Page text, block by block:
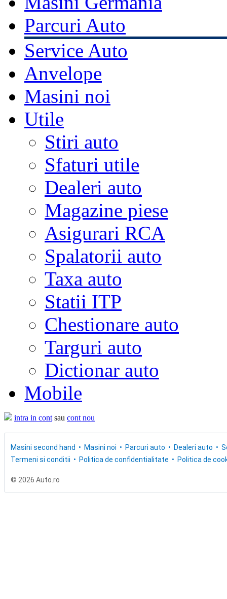
Parcuri Auto
Service Auto
Anvelope
Masini noi
Utile
Stiri auto
Sfaturi utile
Dealeri auto
Magazine piese
Asigurari RCA
Spalatorii auto
Taxa auto
Statii ITP
Chestionare auto
Targuri auto
Dictionar auto
Mobile
intra in cont sau cont nou
Masini second hand Masini noi Parcuri auto Dealeri auto
Termeni si conditii
Politica de confidentialitate Politica de
© 2026 Auto.ro